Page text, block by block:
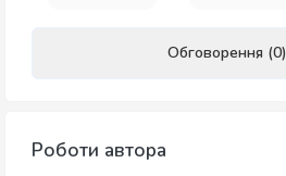
Обговорення (0)
Роботи автора